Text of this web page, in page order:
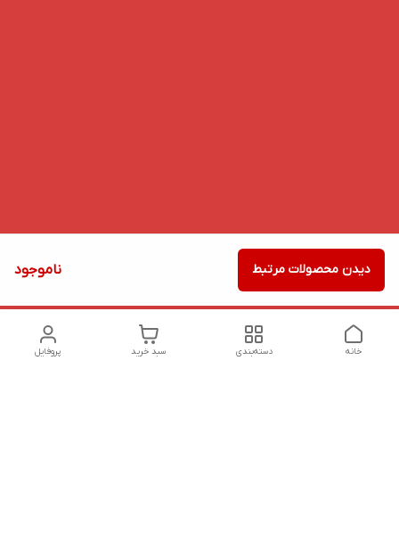
ناموجود دیدن محصولات مرتبط
پروفایل سبد خرید دسته‌بندی خانه